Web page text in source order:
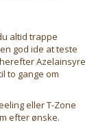
altid trappe
god ide at teste
Azelainsyre
to gange om
eller T-Zone
efter ønske.